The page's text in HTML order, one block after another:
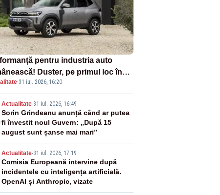
pentru industria auto
Duster, pe primul loc în
vânzărilor din Ucraina
·31 iul. 2026, 16:20
Actualitate-31 iul. 2026, 16:49
Sorin Grindeanu anunță când ar putea
fi învestit noul Guvern: „După 15
august sunt șanse mai mari”
Actualitate-31 iul. 2026, 17:19
Comisia Europeană intervine după
incidentele cu inteligența artificială.
OpenAI și Anthropic, vizate